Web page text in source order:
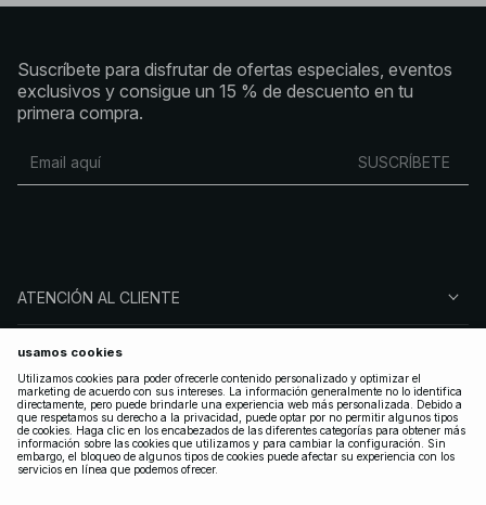
Suscríbete para disfrutar de ofertas especiales, eventos
exclusivos y consigue un 15 % de descuento en tu
primera compra.
SUSCRÍBETE
ATENCIÓN AL CLIENTE
SOBRE NA-KD
SÍGUENOS
LEGAL